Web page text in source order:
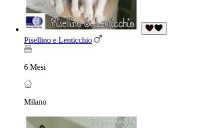
Pisellino e Lenticchio
6 Mesi
Milano